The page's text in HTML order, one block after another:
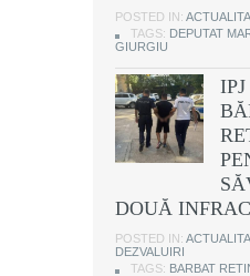
POSTED IN:
TAGS: DEPUTAT
GIURGIU
DOUĂ
POSTED IN:
DEZVALUIRI
TAGS: BARBAT